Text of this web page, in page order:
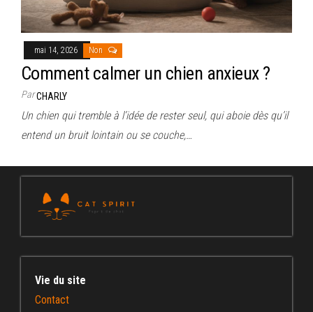
mai 14, 2026 Non
Comment calmer un chien anxieux ?
ParCHARLY
Un chien qui tremble à l’idée de rester seul, qui aboie dès qu’il
entend un bruit lointain ou se couche,…
Vie du site
Contact